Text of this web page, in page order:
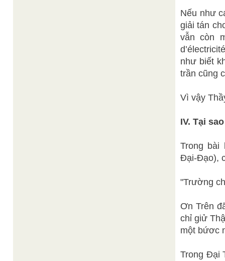
Nếu như
giải tán
vẫn còn
như biết
trần cũng
Vì vậy
IV. Tại
Trong bài
Đại-Đạo),
"Trường
Ơn Trên
chỉ giử
một bứơc
Trong Đại